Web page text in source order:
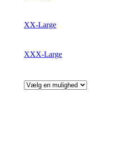
XX-Large
XXX-Large